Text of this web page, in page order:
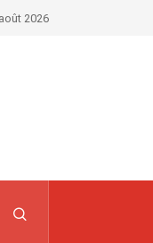
2026